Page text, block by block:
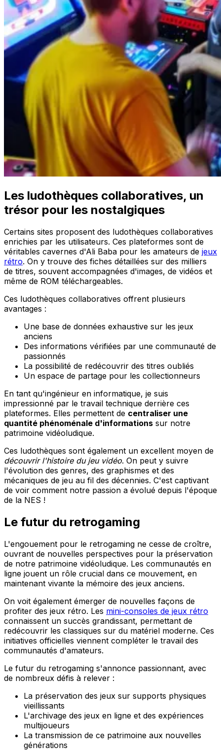
Les ludothèques collaboratives, un
trésor pour les nostalgiques
Certains sites proposent des ludothèques collaboratives
enrichies par les utilisateurs. Ces plateformes sont de
véritables cavernes d'Ali Baba pour les amateurs de jeux
rétro. On y trouve des fiches détaillées sur des milliers
de titres, souvent accompagnées d'images, de vidéos et
même de ROM téléchargeables.
Ces ludothèques collaboratives offrent plusieurs
avantages :
Une base de données exhaustive sur les jeux
anciens
Des informations vérifiées par une communauté de
passionnés
La possibilité de redécouvrir des titres oubliés
Un espace de partage pour les collectionneurs
En tant qu'ingénieur en informatique, je suis
impressionné par le travail technique derrière ces
plateformes. Elles permettent de centraliser une
quantité phénoménale d'informations sur notre
patrimoine vidéoludique.
Ces ludothèques sont également un excellent moyen de
découvrir l'histoire du jeu vidéo. On peut y suivre
l'évolution des genres, des graphismes et des
mécaniques de jeu au fil des décennies. C'est captivant
de voir comment notre passion a évolué depuis l'époque
de la NES !
Le futur du retrogaming
L'engouement pour le retrogaming ne cesse de croître,
ouvrant de nouvelles perspectives pour la préservation
de notre patrimoine vidéoludique. Les communautés en
ligne jouent un rôle crucial dans ce mouvement, en
maintenant vivante la mémoire des jeux anciens.
On voit également émerger de nouvelles façons de
profiter des jeux rétro. Les mini-consoles de jeux rétro
connaissent un succès grandissant, permettant de
redécouvrir les classiques sur du matériel moderne. Ces
initiatives officielles viennent compléter le travail des
communautés d'amateurs.
Le futur du retrogaming s'annonce passionnant, avec
de nombreux défis à relever :
La préservation des jeux sur supports physiques
vieillissants
L'archivage des jeux en ligne et des expériences
multijoueurs
La transmission de ce patrimoine aux nouvelles
générations